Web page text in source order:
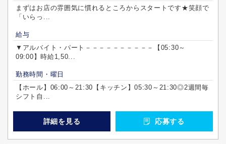
まずはお店の雰囲気に慣れるところからスタートです★笑顔で
「いらっ...
給与
▼アルバイト・パート－－－－－－－－－－【05:30～
09:00】時給1,50...
勤務時間・曜日
【ホール】06:00～21:30【キッチン】05:30～21:30◎2週間毎
シフト自...
詳細を見る 応募する